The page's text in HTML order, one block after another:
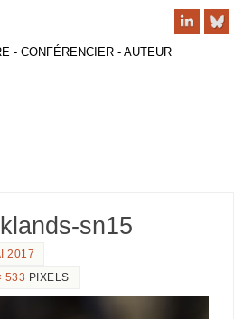
- CONFÉRENCIER - AUTEUR
sn15
2017
533 PIXELS